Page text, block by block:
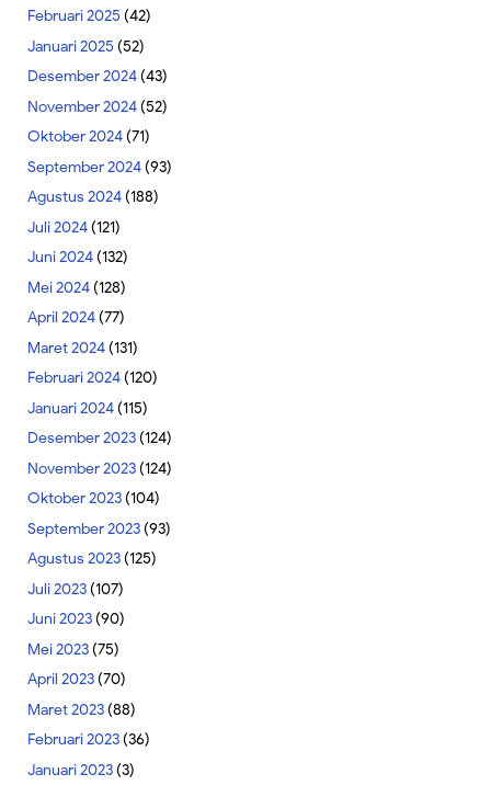
Februari 2025 (42)
Januari 2025 (52)
Desember 2024(43)
November 2024(52)
Oktober 2024(71)
September 2024(93)
Agustus 2024(188)
Juli 2024(121)
Juni 2024(132)
Mei 2024(128)
April 2024(77)
Maret 2024(131)
Februari 2024(120)
Januari 2024(115)
Desember 2023(124)
November 2023(124)
Oktober 2023(104)
September 2023(93)
Agustus 2023(125)
Juli 2023(107)
Juni 2023(90)
Mei 2023(75)
April 2023(70)
Maret 2023(88)
Februari 2023(36)
Januari 2023(3)